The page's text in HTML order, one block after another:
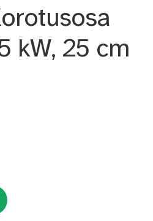
kW, 25 cm